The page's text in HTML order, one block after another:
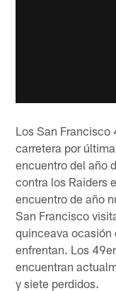
Los San Francisco
carretera por
encuentro del año
contra los Raiders
encuentro de año
San Francisco
quinceava ocasión
enfrentan. Los
encuentran
y siete perdidos.